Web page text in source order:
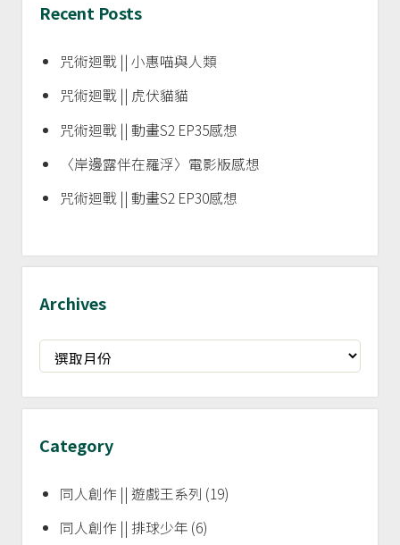
Recent Posts
咒術迴戰 || 小惠喵與人類
咒術迴戰 || 虎伏貓貓
咒術迴戰 || 動畫S2 EP35感想
〈岸邊露伴在羅浮〉電影版感想
咒術迴戰 || 動畫S2 EP30感想
Archives
Archives
Category
同人創作 || 遊戲王系列 (19)
同人創作 || 排球少年 (6)